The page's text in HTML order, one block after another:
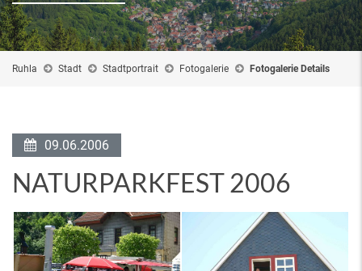
Ruhla Stadt Stadtportrait Fotogalerie Fotogalerie Details
09.06.2006
NATURPARKFEST 2006